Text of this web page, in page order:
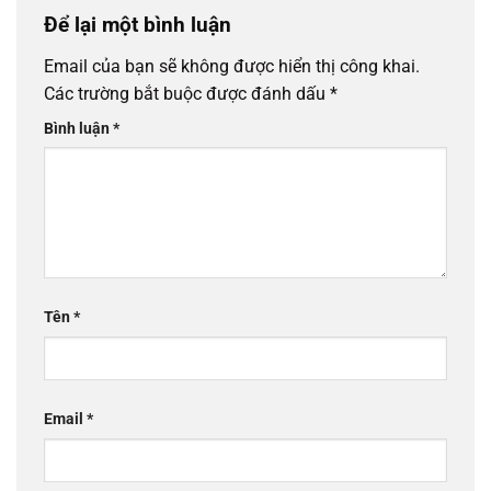
Để lại một bình luận
Email của bạn sẽ không được hiển thị công khai.
Các trường bắt buộc được đánh dấu *
Bình luận*
Tên*
Email *